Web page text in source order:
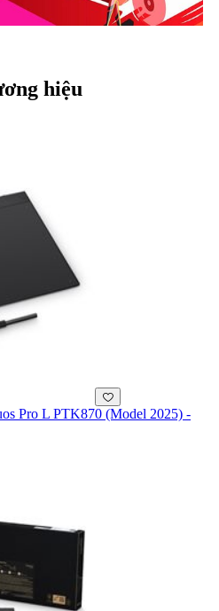
hiệu
Pro L PTK870 (Model 2025) -